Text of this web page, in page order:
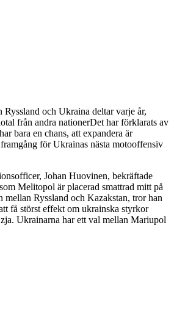
Ryssland och Ukraina deltar varje år,
från andra nationerDet har förklarats av
bara en chans, att expandera är
för Ukrainas nästa motooffensiv
Johan Huovinen, bekräftade
Melitopol är placerad smattrad mitt på
mellan Ryssland och Kazakstan, tror han
få störst effekt om ukrainska styrkor
Ukrainarna har ett val mellan Mariupol